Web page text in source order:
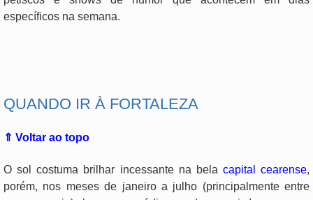
específicos na semana.
QUANDO IR À FORTALEZA
⇑ Voltar ao topo
O sol costuma brilhar incessante na bela capital cearense,
porém, nos meses de janeiro a julho (principalmente entre